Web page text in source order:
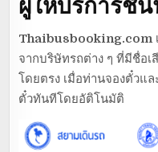
Thaibusbooking.com
จากบริษัทรถต่าง ๆ ที่มีชื่อเ
โดยตรง เมื่อท่านจองตั๋วแ
ตั๋วทันทีโดยอัติโนมัติ